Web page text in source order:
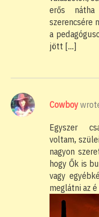
erős
szerencsére
a
jött […]
Cowboy
Egyszer
voltam,
nagyon
hogy Ők is
vagy
meglátni az